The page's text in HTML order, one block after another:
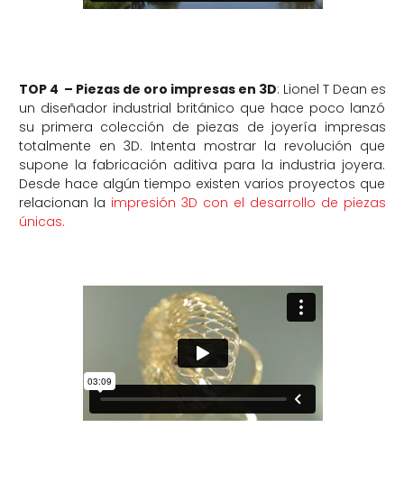
TOP 4 – Piezas de oro impresas en 3D: Lionel T Dean es
un diseñador industrial británico que hace poco lanzó
su primera colección de piezas de joyería impresas
totalmente en 3D. Intenta mostrar la revolución que
supone la fabricación aditiva para la industria joyera.
Desde hace algún tiempo existen varios proyectos que
relacionan la impresión 3D con el desarrollo de piezas
únicas.